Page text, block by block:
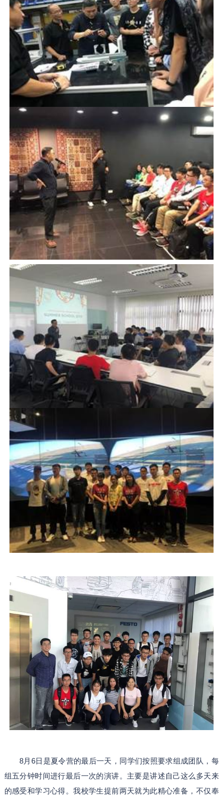
8月6日是夏令营的最后一天，同学们按照要求组成团队，每
组五分钟时间进行最后一次的演讲。主要是讲述自己这么多天来
的感受和学习心得。我校学生提前两天就为此精心准备，不仅奉